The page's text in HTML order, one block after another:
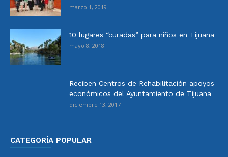
marzo 1, 2019
10 lugares “curadas” para niños en Tijuana
mayo 8, 2018
Reciben Centros de Rehabilitación apoyos
económicos del Ayuntamiento de Tijuana
diciembre 13, 2017
CATEGORÍA POPULAR